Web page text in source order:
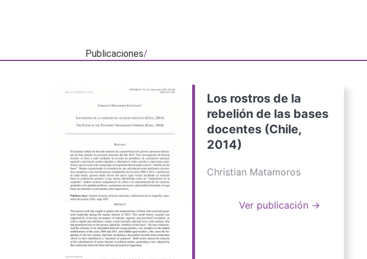
Publicaciones/
Los rostros de la
rebelión de las bases
docentes (Chile,
2014)
Christian Matamoros
Ver publicación →